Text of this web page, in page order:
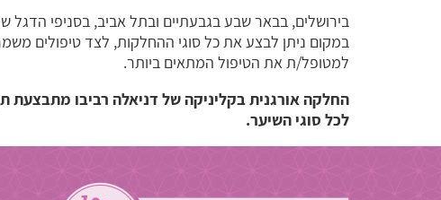
בירושלים, בבאר שבע בגבעתיים ובתל אביב, בסניפי הדגל
במקום ניתן לבצע את כל סוגי ההחלקות, לצד טיפולים
למטופל/ת את הטיפול המתאים ביותר.
החלקה אורגנית בקליניקה של דניאלה רביבו מתבצעת
לכל סוגי השיער.